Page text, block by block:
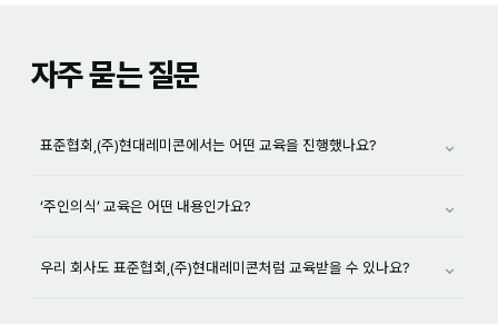
자주 묻는 질문
표준협회,(주)현대레미콘에서는 어떤 교육을 진행했나요? ⌄
‘주인의식’ 교육은 어떤 내용인가요? ⌄
우리 회사도 표준협회,(주)현대레미콘처럼 교육받을 수 있나요? ⌄